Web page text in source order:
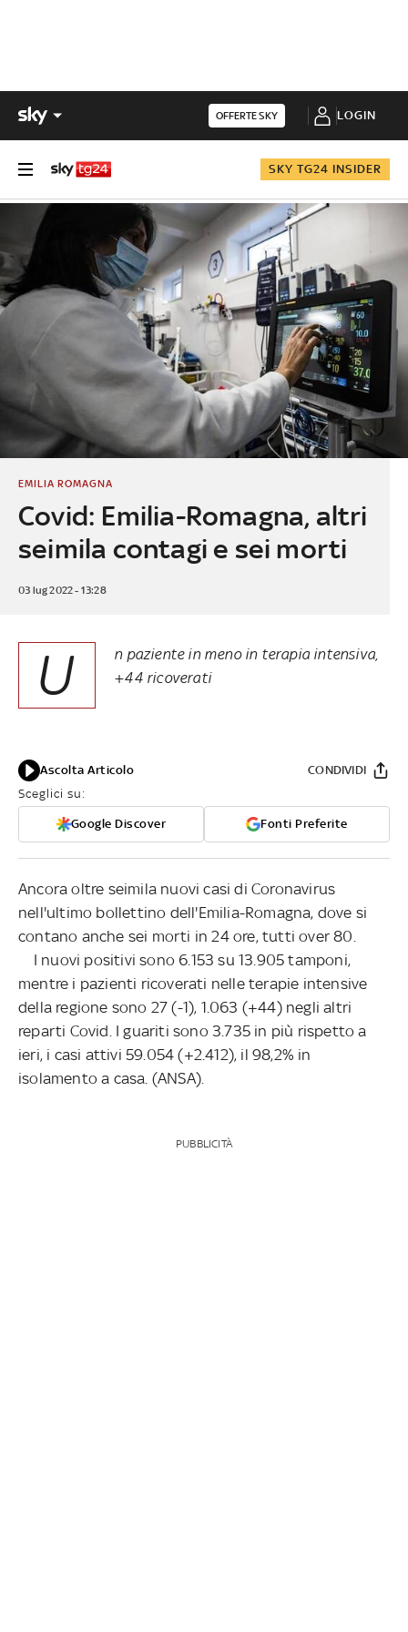
OFFERTE SKY LOGIN
SKY TG24 INSIDER
Covid: Emilia-Romagna, altri
seimila contagi e sei morti
EMILIA ROMAGNA
03 lug 2022 - 13:28
U
n paziente in meno in terapia intensiva,
+44 ricoverati
Ascolta Articolo
Sceglici su:
Google Discover Fonti Preferite
CONDIVIDI
Ancora oltre seimila nuovi casi di Coronavirus
nell'ultimo bollettino dell'Emilia-Romagna, dove si
contano anche sei morti in 24 ore, tutti over 80.
I nuovi positivi sono 6.153 su 13.905 tamponi,
mentre i pazienti ricoverati nelle terapie intensive
della regione sono 27 (-1), 1.063 (+44) negli altri
reparti Covid. I guariti sono 3.735 in più rispetto a
ieri, i casi attivi 59.054 (+2.412), il 98,2% in
isolamento a casa. (ANSA).
PUBBLICITÀ